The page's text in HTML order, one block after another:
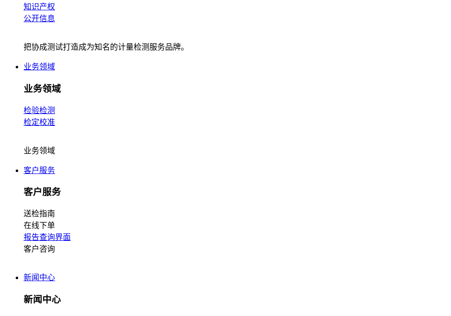
知识产权
公开信息
把协成测试打造成为知名的计量检测服务品牌。
业务领域
业务领域
检验检测
检定校准
业务领域
客户服务
客户服务
送检指南
在线下单
报告查询界面
客户咨询
新闻中心
新闻中心